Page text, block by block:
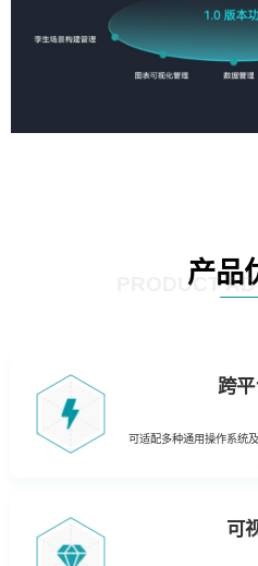
产品
PRODUCT
跨
可适配多种通用操作系统
可